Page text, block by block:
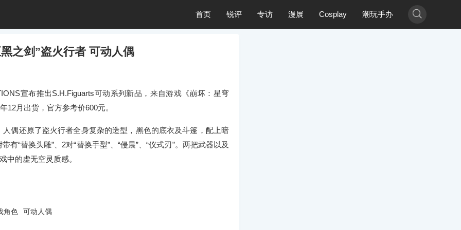
首页 锐评 专访 漫展 Cosplay 潮玩手办 
之剑”盗火行者 可动人偶
宣布推出S.H.Figuarts可动系列新品，来自游戏《崩坏：星穹
12月出货，官方参考价600元。
还原了盗火行者全身复杂的造型，黑色的底衣及斗篷，配上暗
“替换头雕”、2对“替换手型”、“侵晨”、“仪式刃”。两把武器以及
中的虚无空灵质感。
角色 可动人偶